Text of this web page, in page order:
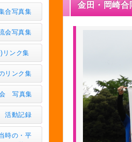
合写真集
会写真集
リンク集
リンク集
会 写真集
動記録
時の・平
金田・岡崎合